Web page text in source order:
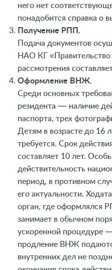
него нет
понадобится справка о
Получение РПП.
Подача документов
НАО КГ
рассмотрения
Оформление ВНЖ.
Среди основных
резидента — наличие
паспорта, трех
Детям в возрасте до
требуется. Срок
составляет 10 лет.
действительность
период, в противном
его актуальности.
орган, где оформлялся
занимает в обычном
ускоренной процедуре
продление ВНЖ
внутренних дел не